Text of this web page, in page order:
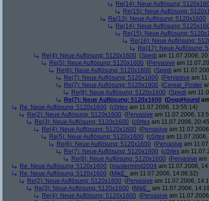
Re(14): Neue Auflösung:
Re(15): Neue Auflösung:
Re(13): Neue Auflösung: 5120x1600
Re(14): Neue Auflösung:
Re(15): Neue Auflösung:
Re(16): Neue Auflösung:
Re(17): Neue Auflösung:
Re(4): Neue Auflösung: 5120x1600 (Spedi am 11.07.2006,
Re(5): Neue Auflösung: 5120x1600 (Pervasive am
Re(6): Neue Auflösung: 5120x1600 (Spedi am
Re(7): Neue Auflösung: 5120x1600 (Pervasive am
Re(7): Neue Auflösung: 5120x1600 (Cereal_Poster
Re(8): Neue Auflösung: 5120x1600 (Spedi am
Re(7): Neue Auflösung: 5120x1600 (DoggHound
Re: Neue Auflösung: 5120x1600 (c0rtex am 11.07.2006, 13:55:14)
Re(2): Neue Auflösung: 5120x1600 (Pervasive am 11.07.2006,
Re(3): Neue Auflösung: 5120x1600 (c0rtex am 11.07.2006,
Re(4): Neue Auflösung: 5120x1600 (Pervasive am
Re(5): Neue Auflösung: 5120x1600 (c0rtex am 11.07.2006,
Re(6): Neue Auflösung: 5120x1600 (Pervasive am
Re(7): Neue Auflösung: 5120x1600 (c0rtex am
Re(8): Neue Auflösung: 5120x1600 (Pervasive am
Re: Neue Auflösung: 5120x1600 (mastermind2004 am 11.07.2006,
Re: Neue Auflösung: 5120x1600 (MikE_
am 11.07.2006, 14:06:32)
Re(2): Neue Auflösung: 5120x1600 (Pervasive am 11.07.2006,
Re(3): Neue Auflösung: 5120x1600 (MikE_
am 11.07.2006,
Re(4): Neue Auflösung: 5120x1600 (Pervasive am